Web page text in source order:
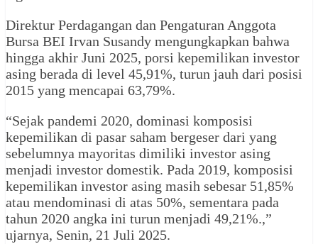
Direktur Perdagangan dan Pengaturan Anggota
Bursa BEI Irvan Susandy mengungkapkan bahwa
hingga akhir Juni 2025, porsi kepemilikan investor
asing berada di level 45,91%, turun jauh dari posisi
2015 yang mencapai 63,79%.
“Sejak pandemi 2020, dominasi komposisi
kepemilikan di pasar saham bergeser dari yang
sebelumnya mayoritas dimiliki investor asing
menjadi investor domestik. Pada 2019, komposisi
kepemilikan investor asing masih sebesar 51,85%
atau mendominasi di atas 50%, sementara pada
tahun 2020 angka ini turun menjadi 49,21%.,”
ujarnya, Senin, 21 Juli 2025.